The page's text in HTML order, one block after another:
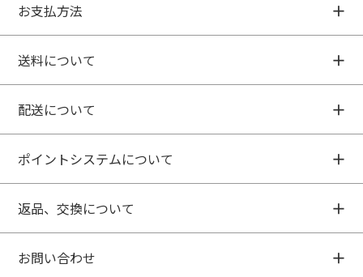
お支払方法
送料について
配送について
ポイントシステムについて
返品、交換について
お問い合わせ